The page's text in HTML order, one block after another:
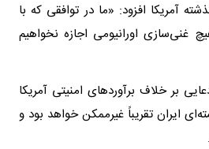
آمریکا افزود: «ما در توافقی که با
غنی‌سازی اورانیومی اجازه نخواهیم
بر خلاف برآوردهای امنیتی آمریکا
ایران تقریباً غیرممکن خواهد بود و